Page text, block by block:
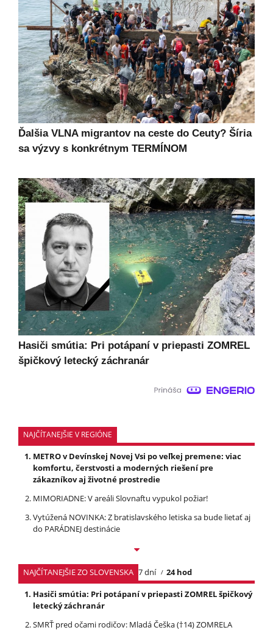
Ďalšia VLNA migrantov na ceste do Ceuty? Šíria
sa výzvy s konkrétnym TERMÍNOM
Hasiči smútia: Pri potápaní v priepasti ZOMREL
špičkový letecký záchranár
NAJČÍTANEJŠIE V REGIÓNE
METRO v Devínskej Novej Vsi po veľkej premene: viac
komfortu, čerstvosti a moderných riešení pre
zákazníkov aj životné prostredie
MIMORIADNE: V areáli Slovnaftu vypukol požiar!
Vytúžená NOVINKA: Z bratislavského letiska sa bude lietať aj
do PARÁDNEJ destinácie
NAJČÍTANEJŠIE ZO SLOVENSKA 7 dní
24 hod
Hasiči smútia: Pri potápaní v priepasti ZOMREL špičkový
letecký záchranár
SMRŤ pred očami rodičov: Mladá Češka (†14) ZOMRELA